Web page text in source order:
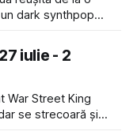
dark synthpop
de albumele
o formație care a
iulie - 2
War Street King
se strecoară și